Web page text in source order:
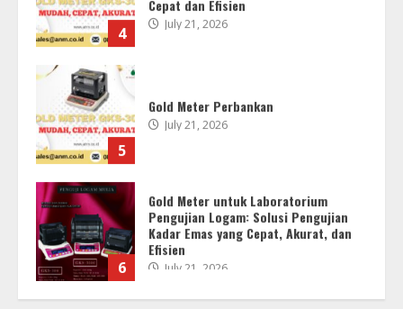
4
Cepat dan Efisien
July 21, 2026
5
Gold Meter Perbankan
July 21, 2026
6
Gold Meter untuk Laboratorium
Pengujian Logam: Solusi Pengujian
Kadar Emas yang Cepat, Akurat, dan
Efisien
July 21, 2026